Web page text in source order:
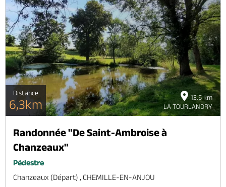
13.5 km
LA TOURLANDRY
Distance
6,3km
Randonnée "De Saint-Ambroise à
Chanzeaux"
Pédestre
Chanzeaux (départ) , CHEMILLE-EN-ANJOU